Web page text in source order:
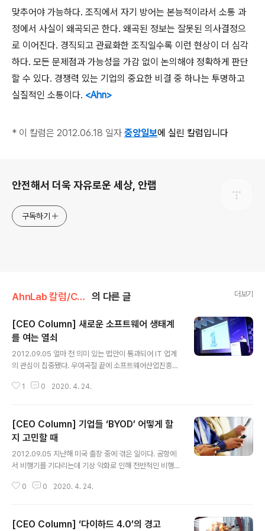
맞추어야 가능하다. 조직에서 자기 방어는 본능적이라서 소통 과
정에서 사실이 왜곡되곤 한다. 왜곡된 정보는 잘못된 의사결정으
로 이어진다. 경직되고 관료화한 조직일수록 이런 현상이 더 심각
하다. 모든 문제점과 가능성을 가감 없이 논의해야 정확하게 판단
할 수 있다. 경쟁력 있는 기업의 중요한 비결 중 하나는 투명하고
실질적인 소통이다. <Ahn>
* 이 칼럼은 2012.06.18 일자 중앙일보에 실린 칼럼입니다
안전해서 더욱 자유로운 세상, 안랩
구독하기
AhnLab 칼럼/CEO 칼럼 의 다른 글 더보기
[CEO Column] 새로운 소프트웨어 생태계
를 여는 열쇠
2012.09.05 얼마 전 의미 있는 법안이 통과되어 IT 업계
의 관심이 집중됐다. 우여곡절 끝에 소프트웨어산업진흥법
불합리한 SI 사업 관행이 개선, 선진화되리라 기대한다. 비
할 사람은 없을 것이다. 지금은 SW 생태계의 재탄생 시점
돌이켜보면 불과 2년 전, 우리는 스마트폰이 몰고 온 메가
톤급 충격으로 휘청거린 경험이 있다. 그 원인은 한 마디로
소프트웨어와 콘텐츠의 생태계가 없었다는 것이다. 소프트
체들이 대기업과 수직적 관계에 놓일 수밖에 없는 산업 구
1 0 2020. 4. 24.
[CEO Column] 기업들 ‘BYOD’ 어떻게 할
지 고민할 때
2012.09.05 지난해 미국 출장 중에 겪은 일이다. 공항에
서 비행기를 기다리는데 기상 악화로 인해 전반적인 비행
를 탈 수 있을지 심히 걱정될 지경이었다. 카운터에 가서 물
시원스러운 답변을 듣지 못했다. 마침 어느 미국인이 아이
0 0 2020. 4. 24.
[CEO Column] ‘다이하드 4.0’의 경고